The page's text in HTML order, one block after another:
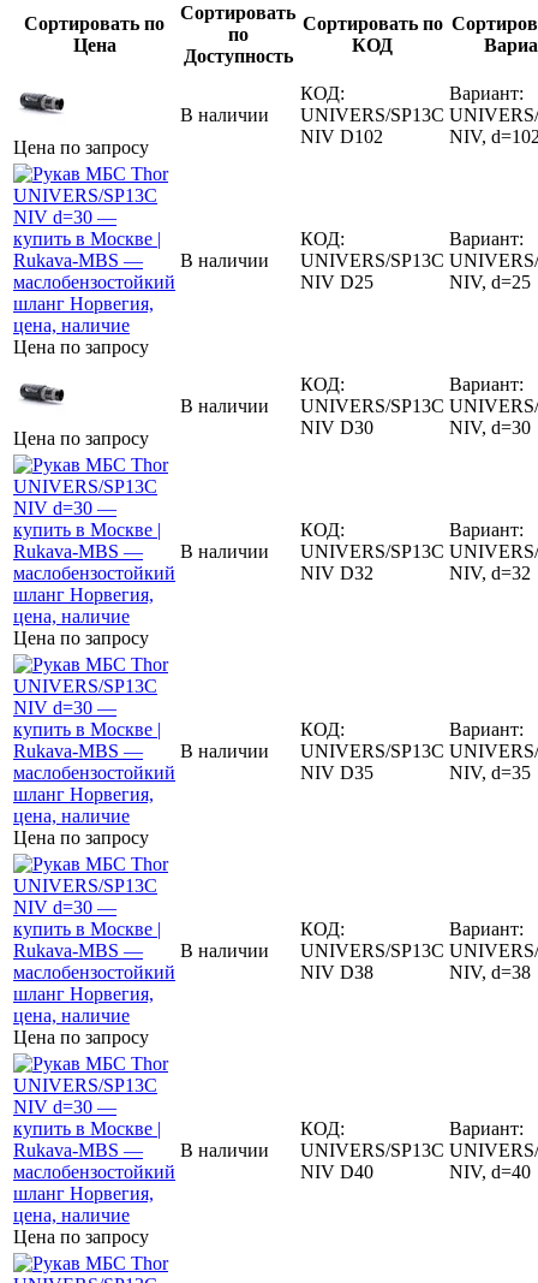
Сортировать по
Цена
Сортировать
по
Доступность
Сортировать по
КОД
Цена по запросу
В наличии
КОД:
UNIVERS/SP13C
NIV D102
Вариант:
NIV,
Цена по запросу
В наличии
КОД:
UNIVERS/SP13C
NIV D25
Вариант:
NIV, d=25
Цена по запросу
В наличии
КОД:
UNIVERS/SP13C
NIV D30
Вариант:
NIV, d=30
Цена по запросу
В наличии
КОД:
UNIVERS/SP13C
NIV D32
Вариант:
NIV, d=32
Цена по запросу
В наличии
КОД:
UNIVERS/SP13C
NIV D35
Вариант:
NIV, d=35
Цена по запросу
В наличии
КОД:
UNIVERS/SP13C
NIV D38
Вариант:
NIV, d=38
Цена по запросу
В наличии
КОД:
UNIVERS/SP13C
NIV D40
Вариант:
NIV, d=40